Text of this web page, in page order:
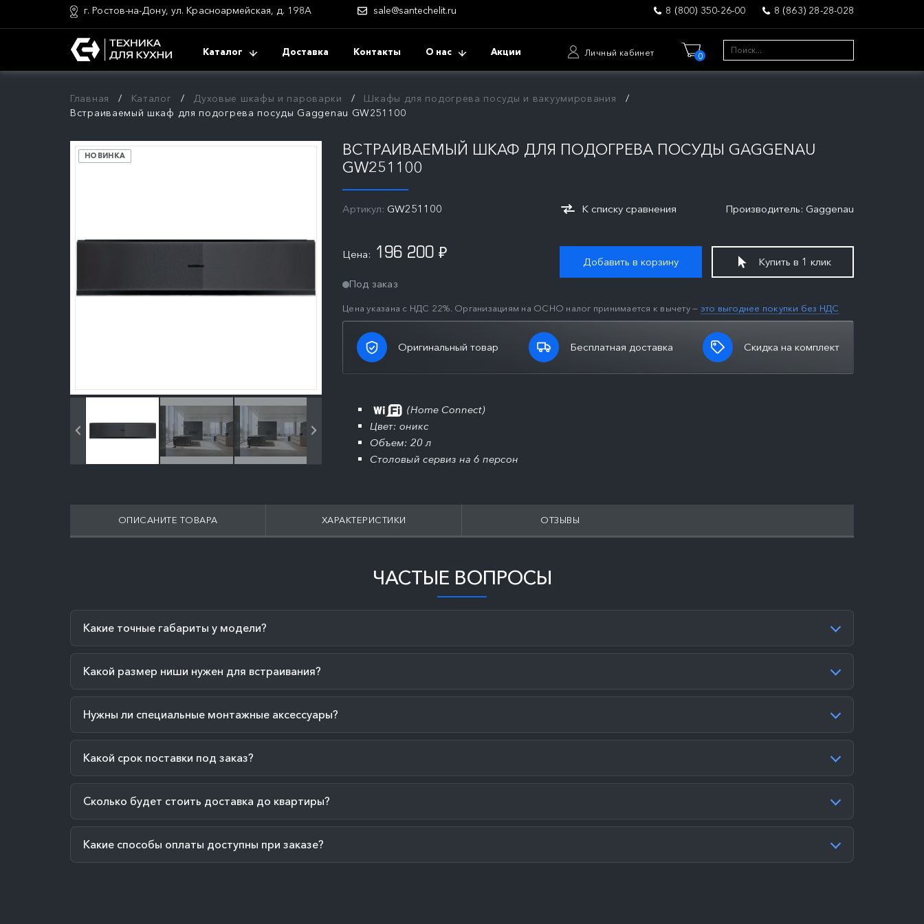
г. Ростов-на-Дону, ул. Красноармейская, д. 198А sale@santechelit.ru 8 (800) 350-26-00 8 (863) 28-28-028
Каталог Доставка Контакты О нас Акции Личный кабинет 0
Главная Каталог Духовые шкафы и пароварки
Шкафы для подогрева посуды и вакуумирования
Встраиваемый шкаф для подогрева посуды Gaggenau GW251100
НОВИНКА
ВСТРАИВАЕМЫЙ ШКАФ ДЛЯ ПОДОГРЕВА ПОСУДЫ GAGGENAU
GW251100
Артикул: GW251100 К списку сравнения Производитель: Gaggenau
Цена: 196 200 ₽
Под заказ
Цена указана с НДС 22%. Организациям на ОСНО налог принимается к вычету — это выгоднее покупки без НДС
Добавить в корзину Купить в 1 клик
Оригинальный товар Бесплатная доставка Скидка на комплект
(Home Connect)
Цвет: оникс
Объем: 20 л
Столовый сервиз на 6 персон
ОПИСАНИТЕ ТОВАРА ХАРАКТЕРИСТИКИ ОТЗЫВЫ
ЧАСТЫЕ ВОПРОСЫ
Какие точные габариты у модели?
Какой размер ниши нужен для встраивания?
Нужны ли специальные монтажные аксессуары?
Какой срок поставки под заказ?
Сколько будет стоить доставка до квартиры?
Какие способы оплаты доступны при заказе?